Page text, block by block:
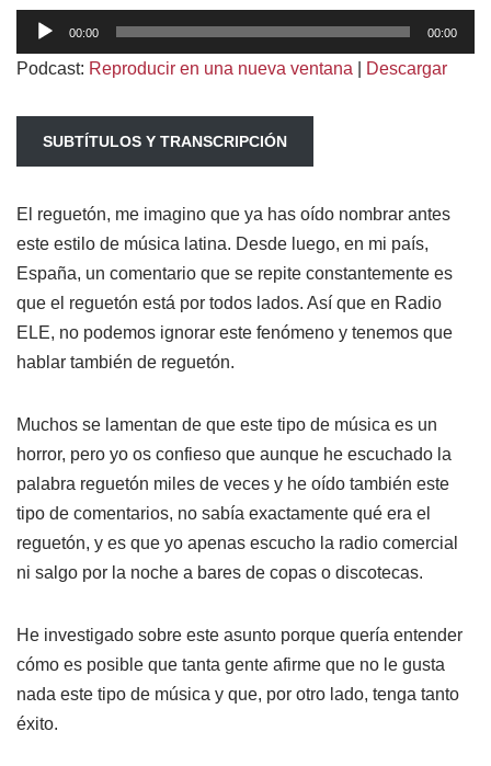
e
r
d
i
00:00 00:00
Podcast: Reproducir en una nueva ventana Descargar
SUBTÍTULOS Y TRANSCRIPCIÓN
El reguetón, me imagino que ya has oído nombrar antes
este estilo de música latina. Desde luego, en mi país,
España, un comentario que se repite constantemente es
que el reguetón está por todos lados. Así que en Radio
ELE, no podemos ignorar este fenómeno y tenemos que
hablar también de reguetón.
Muchos se lamentan de que este tipo de música es un
horror, pero yo os confieso que aunque he escuchado la
palabra reguetón miles de veces y he oído también este
tipo de comentarios, no sabía exactamente qué era el
reguetón, y es que yo apenas escucho la radio comercial
ni salgo por la noche a bares de copas o discotecas.
He investigado sobre este asunto porque quería entender
cómo es posible que tanta gente afirme que no le gusta
nada este tipo de música y que, por otro lado, tenga tanto
éxito.